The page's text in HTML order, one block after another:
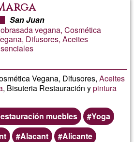
San Juan
vegana, Cosmética
Difusores, Aceites
Vegana, Difusores,Aceites
, Bisuteria Restauración ypintura
muebles
Yoga
Alacant Alicante